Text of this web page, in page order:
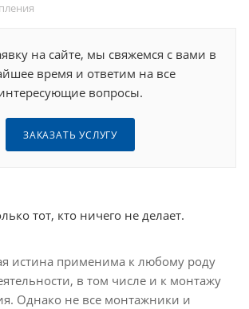
на сайте, мы свяжемся с вами в
время и ответим на все
вопросы.
ЗАКАЗАТЬ УСЛУГУ
тот, кто ничего не делает.
истина применима к любому роду
в том числе и к монтажу
Однако не все монтажники и